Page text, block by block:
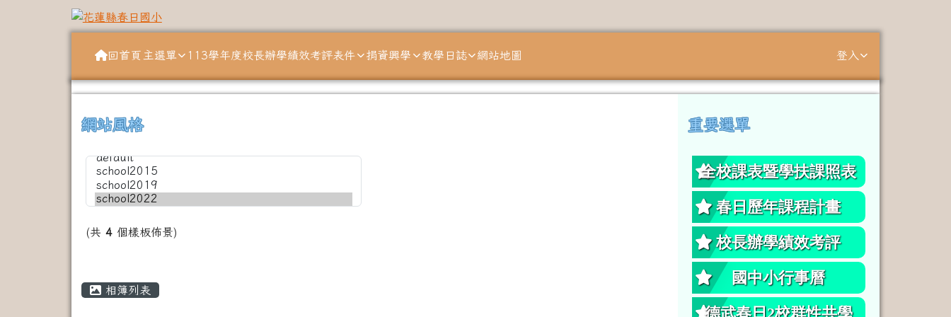
花蓮縣春日國小
回首頁 主選單 113學年度校長辦學績效考評表件 捐資興學 教學日誌 網站地圖 登入
網站風格
(共 4個樣板佈景)
主內容區域
相簿列表
左邊區域內容
重要選單
全校課表暨學扶課照表
春日歷年課程計畫
校長辦學績效考評
國中小行事曆
德武春日2校群性共學